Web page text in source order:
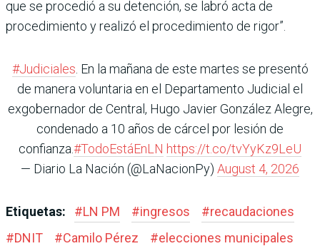
que se procedió a su detención, se labró acta de
procedimiento y realizó el procedimiento de rigor”.
#Judiciales . En la mañana de este martes se presentó
de manera voluntaria en el Departamento Judicial el
exgobernador de Central, Hugo Javier González Alegre,
condenado a 10 años de cárcel por lesión de
confianza.#TodoEstáEnLN https://t.co/tvYyKz9LeU
— Diario La Nación (@LaNacionPy) August 4, 2026
Etiquetas: #LN PM #ingresos #recaudaciones
#DNIT #Camilo Pérez #elecciones municipales